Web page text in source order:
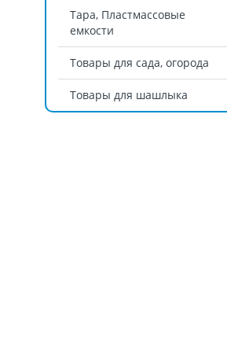
Тара, Пластмассовые
емкости
Товары для сада, огорода
Товары для шашлыка